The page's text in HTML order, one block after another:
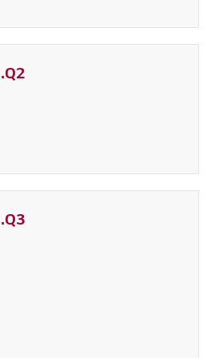
Q2.
Q3.